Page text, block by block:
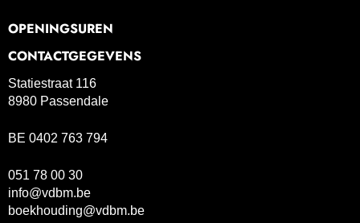
OPENINGSUREN
CONTACTGEGEVENS
Statiestraat 116
8980 Passendale
BE 0402 763 794
051 78 00 30
info@vdbm.be
boekhouding@vdbm.be